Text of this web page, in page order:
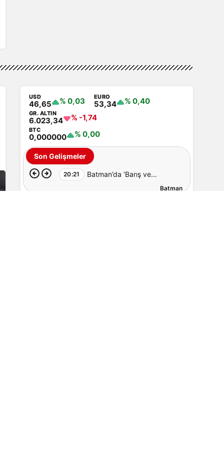
USD
46,65 % 0,03 EURO
53,34 % 0,40
GR. ALTIN
6.023,34 % -1,74
BTC
0,000000 % 0,00
Son Gelişmeler
20:21 Batman’da ‘Barış ve
Batman